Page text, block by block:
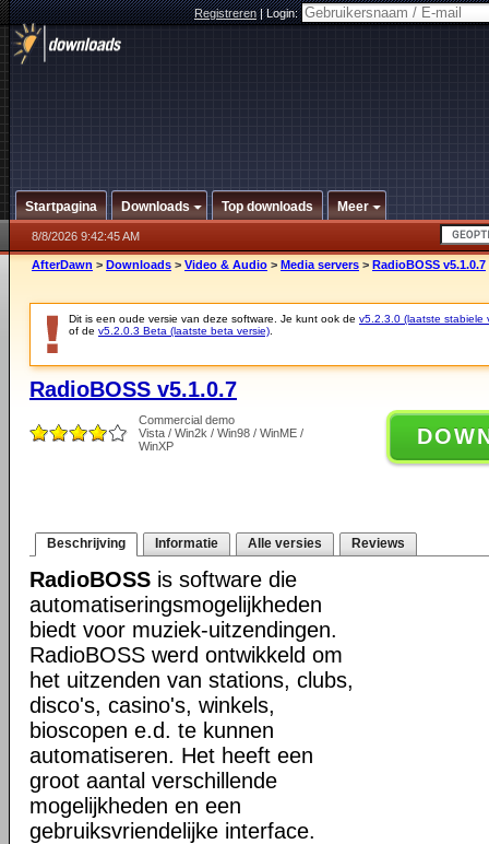
Registreren|Login:
Startpagina Downloads Top downloads Meer
8/8/2026 9:42:45 AM
AfterDawn > Downloads > Video & Audio > Media servers > RadioBOSS v5.1.0.7
Dit is een oude versie van deze software. Je kunt ook de v5.2.3.0 (laatste stabiele
of de v5.2.0.3 Beta (laatste beta versie)
RadioBOSS v5.1.0.7
Commercial demo
Vista / Win2k / Win98 / WinME /
WinXP
Beschrijving Informatie Alle versies Reviews
RadioBOSS is software die
automatiseringsmogelijkheden
biedt voor muziek-uitzendingen.
RadioBOSS werd ontwikkeld om
het uitzenden van stations, clubs,
disco's, casino's, winkels,
bioscopen e.d. te kunnen
automatiseren. Het heeft een
groot aantal verschillende
mogelijkheden en een
gebruiksvriendelijke interface.